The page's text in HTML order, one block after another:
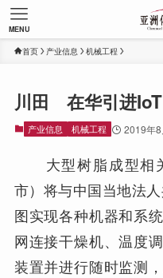
MENU
首页 产业信息 机械工程
川田 在华引进IoT
产业信息 机械工程 2019年8
大型树脂成型相
市）将与中国当地法
图实现各种机器和系
网连接干燥机、温度
装置并进行随时监测